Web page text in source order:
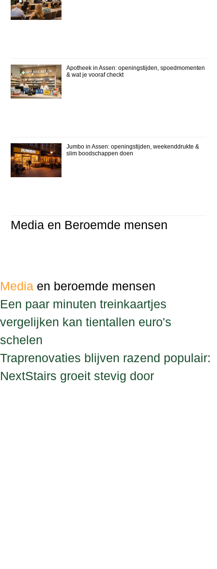
Apotheek in Assen: openingstijden, spoedmomenten
& wat je vooraf checkt
Jumbo in Assen: openingstijden, weekenddrukte &
slim boodschappen doen
Media en Beroemde mensen
Media en beroemde mensen
Een paar minuten treinkaartjes
vergelijken kan tientallen euro's
schelen
Traprenovaties blijven razend populair:
NextStairs groeit stevig door